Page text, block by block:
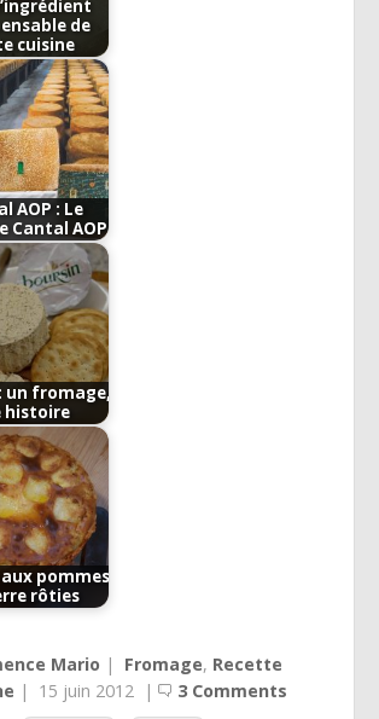
de
cuisine
AOP : Le
Cantal AOP
un fromage,
histoire
pommes
rôties
Mario | Fromage, Recette
| 15 juin 2012 | 3 Comments